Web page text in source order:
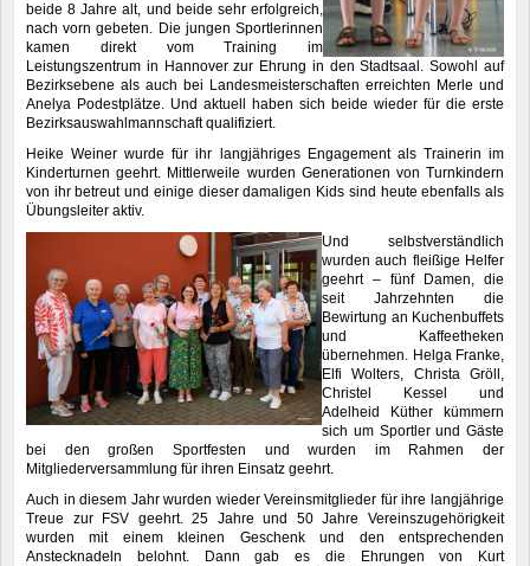
beide 8 Jahre alt, und beide sehr erfolgreich,
nach vorn gebeten. Die jungen Sportlerinnen
kamen direkt vom Training im
Leistungszentrum in Hannover zur Ehrung in den Stadtsaal. Sowohl auf
Bezirksebene als auch bei Landesmeisterschaften erreichten Merle und
Anelya Podestplätze. Und aktuell haben sich beide wieder für die erste
Bezirksauswahlmannschaft qualifiziert.
Heike Weiner wurde für ihr langjähriges Engagement als Trainerin im
Kinderturnen geehrt. Mittlerweile wurden Generationen von Turnkindern
von ihr betreut und einige dieser damaligen Kids sind heute ebenfalls als
Übungsleiter aktiv.
Und selbstverständlich
wurden auch fleißige Helfer
geehrt – fünf Damen, die
seit Jahrzehnten die
Bewirtung an Kuchenbuffets
und Kaffeetheken
übernehmen. Helga Franke,
Elfi Wolters, Christa Gröll,
Christel Kessel und
Adelheid Küther kümmern
sich um Sportler und Gäste
bei den großen Sportfesten und wurden im Rahmen der
Mitgliederversammlung für ihren Einsatz geehrt.
Auch in diesem Jahr wurden wieder Vereinsmitglieder für ihre langjährige
Treue zur FSV geehrt. 25 Jahre und 50 Jahre Vereinszugehörigkeit
wurden mit einem kleinen Geschenk und den entsprechenden
Anstecknadeln belohnt. Dann gab es die Ehrungen von Kurt